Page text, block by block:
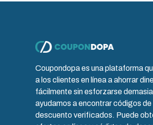
Coupondopa es una plataforma
a los clientes en línea a ahorrar
fácilmente sin esforzarse
ayudamos a encontrar códigos de
descuento verificados. Puede